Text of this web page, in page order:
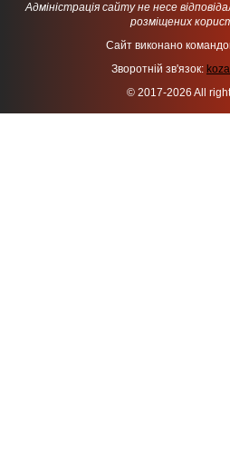
Адміністрація сайту не несе
розміщених
Сайт виконано
Зворотній зв'язок:
© 2017-2026 All